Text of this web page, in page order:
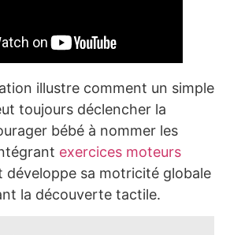
illustre comment un simple
toujours déclencher la
bébé à nommer les
exercices moteurs
développe sa motricité globale
la découverte tactile.